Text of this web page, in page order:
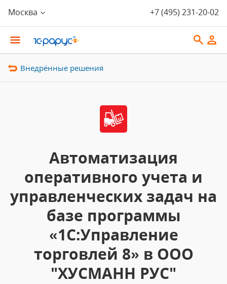
Москва +7 (495) 231-20-02
Внедрённые решения
Автоматизация
оперативного учета и
управленческих задач на
базе программы
«1С:Управление
торговлей 8» в ООО
"ХУСМАНН РУС"